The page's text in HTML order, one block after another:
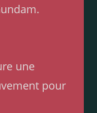
une
pour